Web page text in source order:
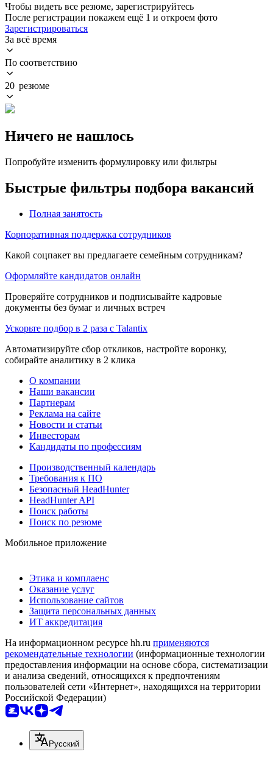
Чтобы видеть все резюме, зарегистрируйтесь
После регистрации покажем ещё 1 и откроем фото
Зарегистрироваться
За всё время
По соответствию
20 резюме
Ничего не нашлось
Попробуйте изменить формулировку или фильтры
Быстрые фильтры подбора вакансий
Полная занятость
Корпоративная поддержка сотрудников
Какой соцпакет вы предлагаете семейным сотрудникам?
Оформляйте кандидатов онлайн
Проверяйте сотрудников и подписывайте кадровые
документы без бумаг и личных встреч
Ускорьте подбор в 2 раза с Talantix
Автоматизируйте сбор откликов, настройте воронку,
собирайте аналитику в 2 клика
О компании
Наши вакансии
Партнерам
Реклама на сайте
Новости и статьи
Инвесторам
Кандидаты по профессиям
Производственный календарь
Требования к ПО
Безопасный HeadHunter
HeadHunter API
Поиск работы
Поиск по резюме
Мобильное приложение
Этика и комплаенс
Оказание услуг
Использование сайтов
Защита персональных данных
ИТ аккредитация
На информационном ресурсе hh.ru применяются
рекомендательные технологии (информационные технологии
предоставления информации на основе сбора, систематизации
и анализа сведений, относящихся к предпочтениям
пользователей сети «Интернет», находящихся на территории
Российской Федерации)
Русский